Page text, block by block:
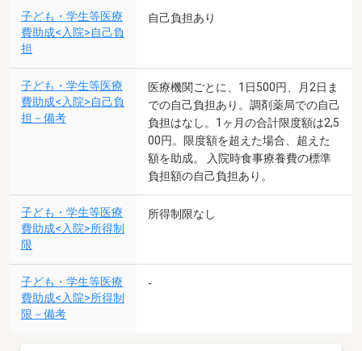
子ども・学生等医療
費助成<入院>自己負
担
自己負担あり
子ども・学生等医療
費助成<入院>自己負
担－備考
医療機関ごとに、1日500円、月2日ま
での自己負担あり。調剤薬局での自己
負担はなし。1ヶ月の合計限度額は2,5
00円。限度額を超えた場合、超えた
額を助成。 入院時食事療養費の標準
負担額の自己負担あり。
子ども・学生等医療
費助成<入院>所得制
限
所得制限なし
子ども・学生等医療
費助成<入院>所得制
限－備考
-